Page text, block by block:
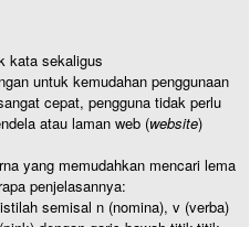
kata sekaligus
untuk kemudahan penggunaan
cepat, pengguna tidak perlu
atau laman web (website)
yang memudahkan mencari lema
penjelasannya:
semisal n (nomina), v (verba)